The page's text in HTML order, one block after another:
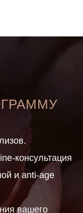
консультация
и anti-agе
вашего